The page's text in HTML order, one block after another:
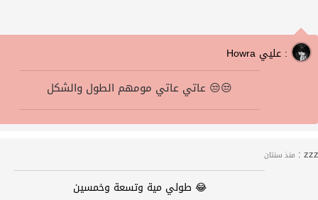
Howra عليي :
عاتي عاتي مومهم الطول والشكل 😒😒
zzz : منذ سنتان
😂 طولي مية وتسعة وخمسين